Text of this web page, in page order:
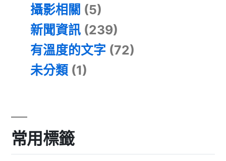
攝影相關 (5)
新聞資訊 (239)
有溫度的文字 (72)
未分類 (1)
常用標籤